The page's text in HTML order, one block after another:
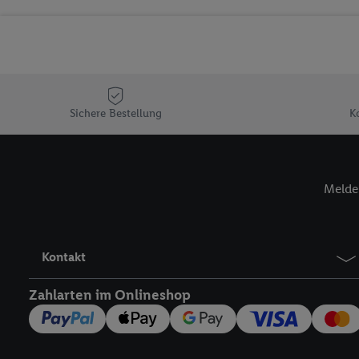
Sichere Bestellung
Kontakt
Zahlarten im Onlineshop
Sofern Sie hier Ihre
Plus-Konto einloggen,
zu erstellen (die
können, um Sie in
Hierzu wird von uns
Zudem erlauben Sie
den Lidl-Diensten
Wenn das der Fall ist,
Kundenkonto-
Insbesondere können
Nutzung der Utiq-
widerrufen - jederzeit
Telekommunikations-